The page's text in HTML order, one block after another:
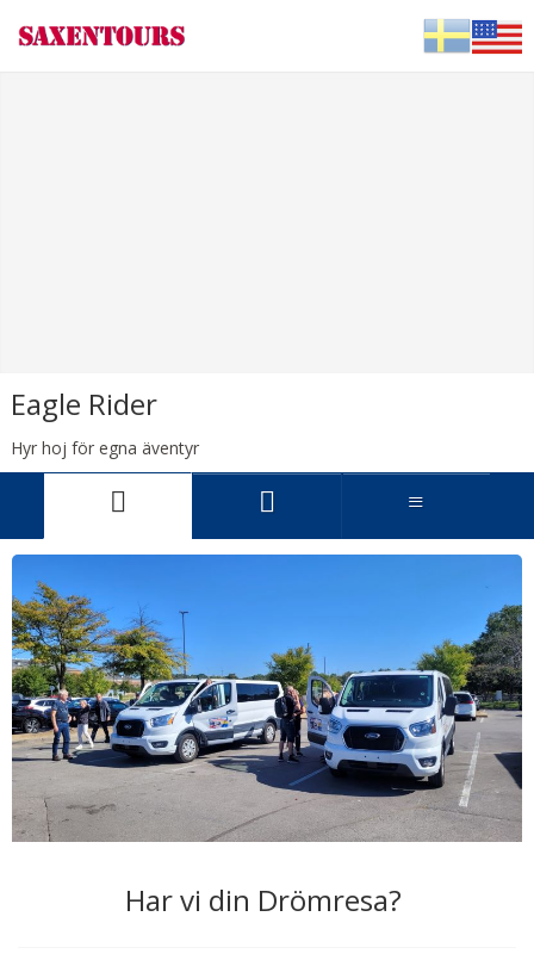
Eagle Rider
Hyr hoj för egna äventyr
Har vi din Drömresa?